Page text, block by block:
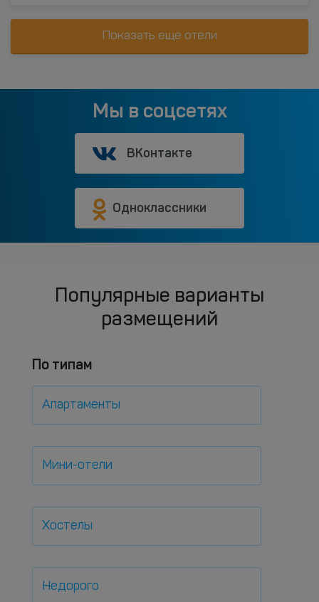
Показать еще отели
Мы в соцсетях
ВКонтакте
Одноклассники
Популярные варианты
размещений
По типам
Апартаменты
Мини-отели
Хостелы
Недорого